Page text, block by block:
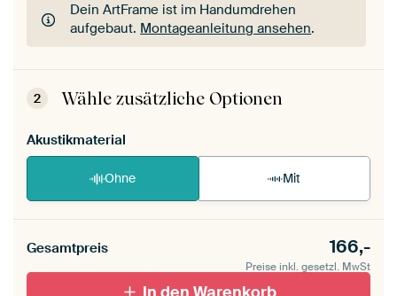
Dein ArtFrame ist im Handumdrehen
aufgebaut. Montageanleitung ansehen.
Dein ArtFrame ist im Handumdrehen
aufgebaut.Montageanleitung ansehen
2 Wähle zusätzliche Optionen
Akustikmaterial
Ohne Mit
Gesamtpreis 166,-
Preise inkl. gesetzl. MwSt